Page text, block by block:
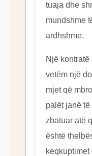
tuaja dhe
mundshme
ardhshme.
Një
vetëm një
mjet që
palët janë
zbatuar atë
është
keqkuptimet